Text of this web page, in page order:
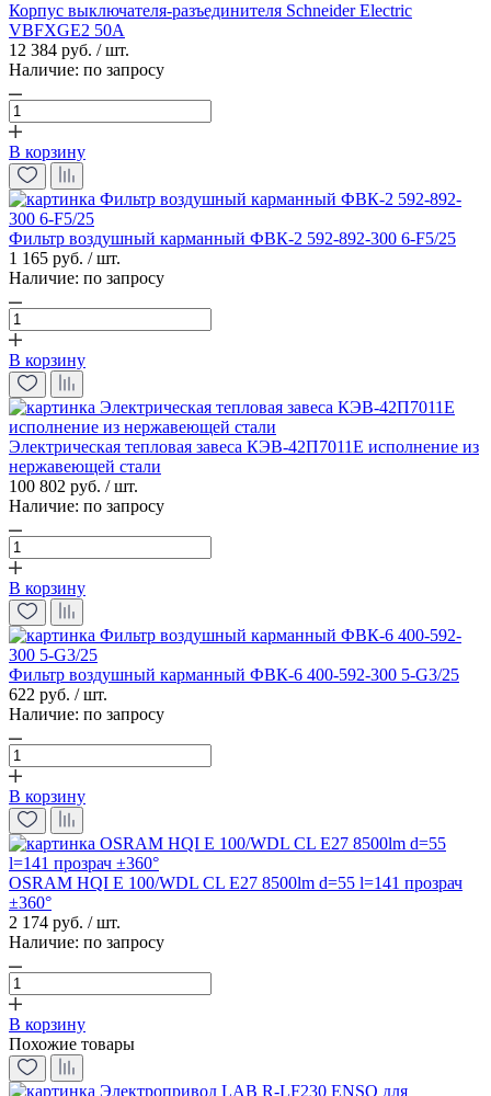
Корпус выключателя-разъединителя Schneider Electric
VBFXGE2 50А
12 384 руб. / шт.
Наличие: по запросу
В корзину
Фильтр воздушный карманный ФВК-2 592-892-300 6-F5/25
1 165 руб. / шт.
Наличие: по запросу
В корзину
Электрическая тепловая завеса КЭВ-42П7011E исполнение из
нержавеющей стали
100 802 руб. / шт.
Наличие: по запросу
В корзину
Фильтр воздушный карманный ФВК-6 400-592-300 5-G3/25
622 руб. / шт.
Наличие: по запросу
В корзину
OSRAM HQI E 100/WDL CL E27 8500lm d=55 l=141 прозрач
±360°
2 174 руб. / шт.
Наличие: по запросу
В корзину
Похожие товары